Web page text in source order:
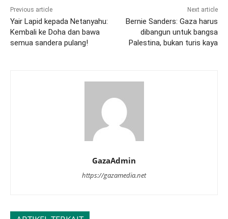
Previous article
Yair Lapid kepada Netanyahu:
Kembali ke Doha dan bawa
semua sandera pulang!
Next article
Bernie Sanders: Gaza harus
dibangun untuk bangsa
Palestina, bukan turis kaya
GazaAdmin
https://gazamedia.net